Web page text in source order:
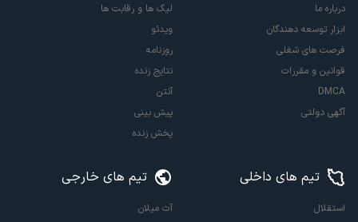
درباره ما
ابزار توسعه دهندگان
فرصت های شغلی
قوانین و مقررات
DMCA
آگهی دولتی
لیگ ها و رقابت ها
ویدئو
روزنامه
نتایج زنده
آنتن
پیش بینی
پخش زنده
تیم های داخلی
استقلال
تیم های خارجی
آث میلان